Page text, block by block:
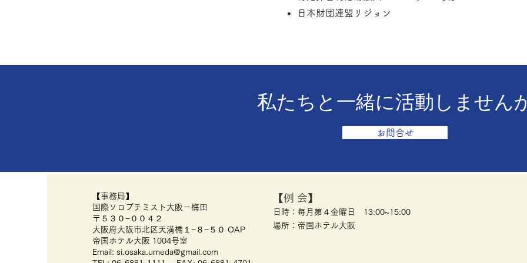
​日本財団連盟リジョン
私たちと一緒に活動しません
お問合せ
​【事務局】
国際ソロプチミスト大阪ー梅田
〒５３０−００４２
大阪府大阪市北区天満橋１−８−５０ OAP
​帝国ホテル大阪 1004号室
Email:si.osaka.umeda@gmail.com
【例 会】
日時：毎月第４金曜日 13:00~15:00
​場所：帝国ホテル大阪